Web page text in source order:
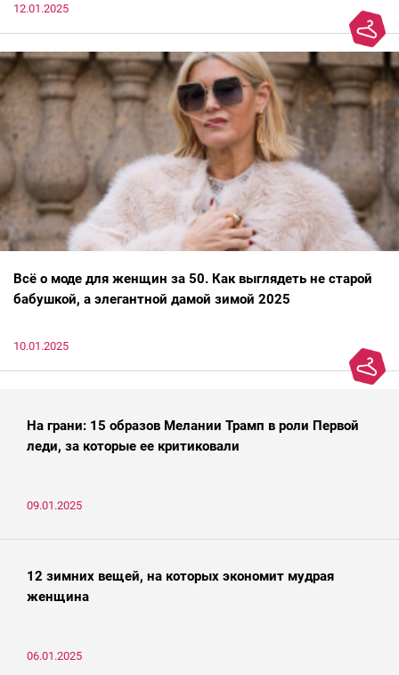
12.01.2025
Всё о моде для женщин за 50. Как выглядеть не старой
бабушкой, а элегантной дамой зимой 2025
10.01.2025
На грани: 15 образов Мелании Трамп в роли Первой
леди, за которые ее критиковали
09.01.2025
12 зимних вещей, на которых экономит мудрая
женщина
06.01.2025